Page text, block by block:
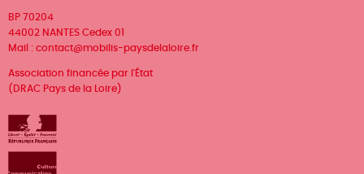
BP 70204
44002 NANTES Cedex 01
Mail : contact@mobilis-paysdelaloire.fr
Association financée par l'État
(DRAC Pays de la Loire)